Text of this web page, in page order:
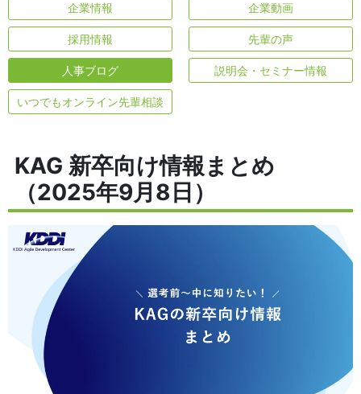
企業情報 企業動画
採用情報 先輩の声
人事ブログ 説明会・セミナー情報
いつでもオンライン先輩相談
KAG 新卒向け情報まとめ
（2025年9月8日）